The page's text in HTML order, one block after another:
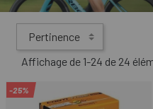
Pertinence
Affichage de 1-24 de 24
-25%